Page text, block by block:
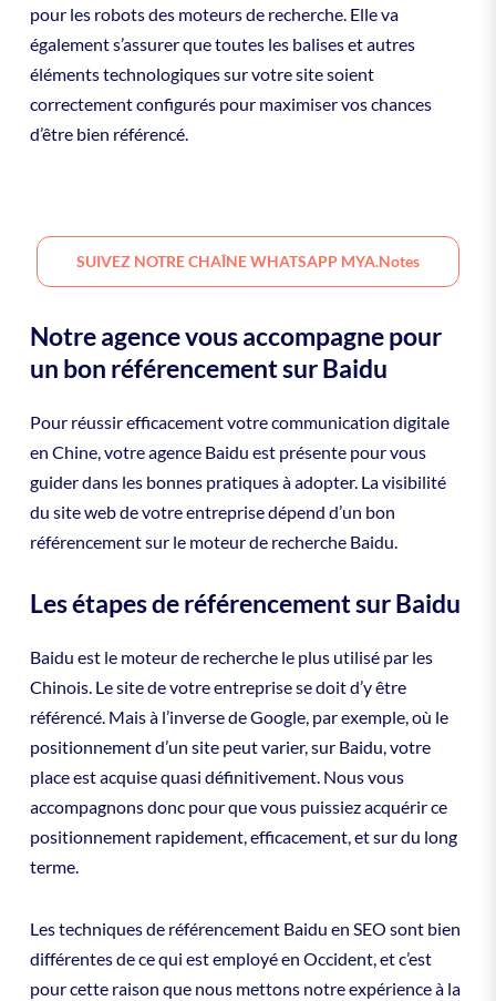
pour les robots des moteurs de recherche. Elle va
également s’assurer que toutes les balises et autres
éléments technologiques sur votre site soient
correctement configurés pour maximiser vos chances
d’être bien référencé.
SUIVEZ NOTRE CHAÎNE WHATSAPP MYA.notes
Notre agence vous accompagne pour
un bon référencement sur Baidu
Pour réussir efficacement votre communication digitale
en Chine, votre agence Baidu est présente pour vous
guider dans les bonnes pratiques à adopter. La visibilité
du site web de votre entreprise dépend d’un bon
référencement sur le moteur de recherche Baidu.
Les étapes de référencement sur Baidu
Baidu est le moteur de recherche le plus utilisé par les
Chinois. Le site de votre entreprise se doit d’y être
référencé. Mais à l’inverse de Google, par exemple, où le
positionnement d’un site peut varier, sur Baidu, votre
place est acquise quasi définitivement. Nous vous
accompagnons donc pour que vous puissiez acquérir ce
positionnement rapidement, efficacement, et sur du long
terme.
Les techniques de référencement Baidu en SEO sont bien
différentes de ce qui est employé en Occident, et c’est
pour cette raison que nous mettons notre expérience à la